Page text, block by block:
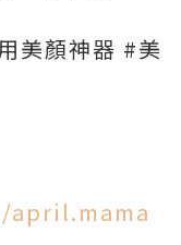
美顏神器 #美
april.mama